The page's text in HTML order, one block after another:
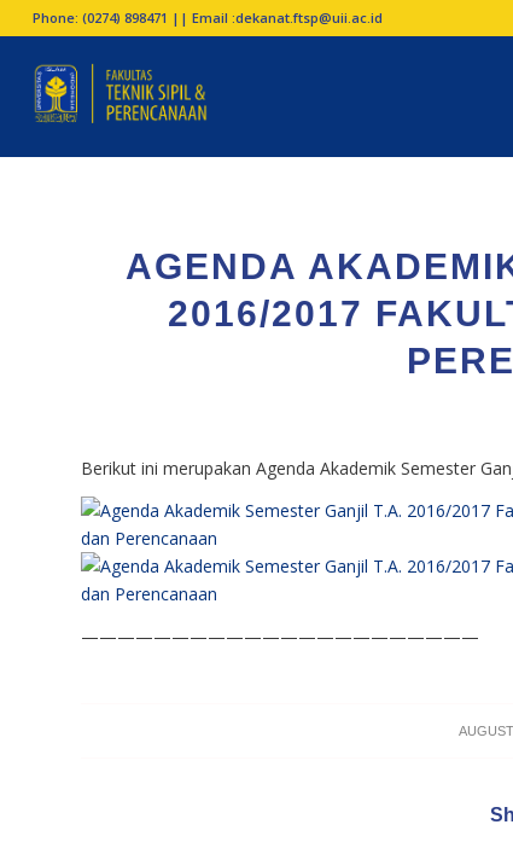
Phone: (0274) 898471 || Email :dekanat.ftsp@uii.ac.id
AGENDA
2016/2017
Berikut ini merupakan Agenda Akademik Semester
——————————————————————
/